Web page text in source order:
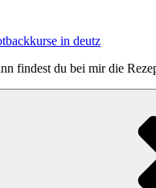
in deutz
findest du bei mir die